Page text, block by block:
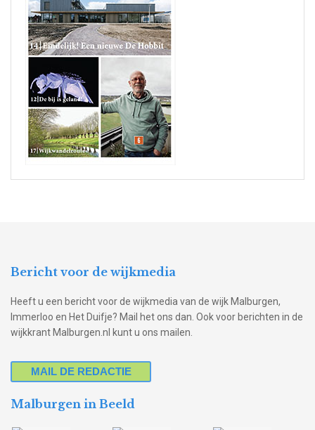
Bericht voor de wijkmedia
Heeft u een bericht voor de wijkmedia van de wijk Malburgen,
Immerloo en Het Duifje? Mail het ons dan. Ook voor berichten in de
wijkkrant Malburgen.nl kunt u ons mailen.
MAIL DE REDACTIE
Malburgen in Beeld